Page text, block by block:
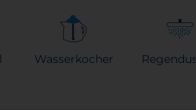
Wasserkocher